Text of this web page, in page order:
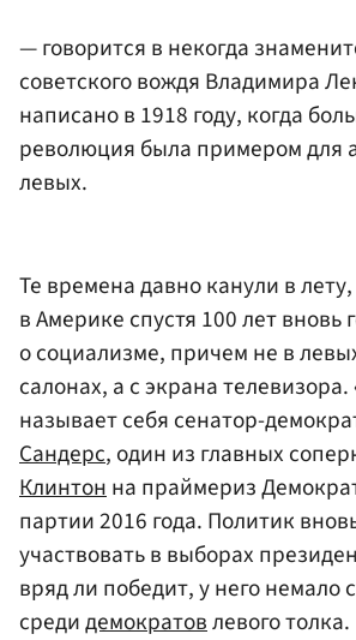
— говорится в некогда
советского вождя Владимира
написано в 1918 году, когда
революция была примером для
левых.
Те времена давно канули в
в Америке спустя 100 лет вновь
о социализме, причем не в
салонах, а с экрана
называет себя сенатор-
Сандерс, один из главных
Клинтонна праймериз
партии 2016 года. Политик
участвовать в выборах
вряд ли победит, у него немало
средидемократовлевого толка.